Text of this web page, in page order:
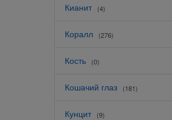
Кианит (4)
Коралл (276)
Кость (0)
Кошачий глаз (181)
Кунцит (9)